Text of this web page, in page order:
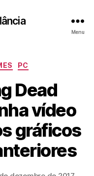
Menu
PC
Dead
vídeo
gráficos